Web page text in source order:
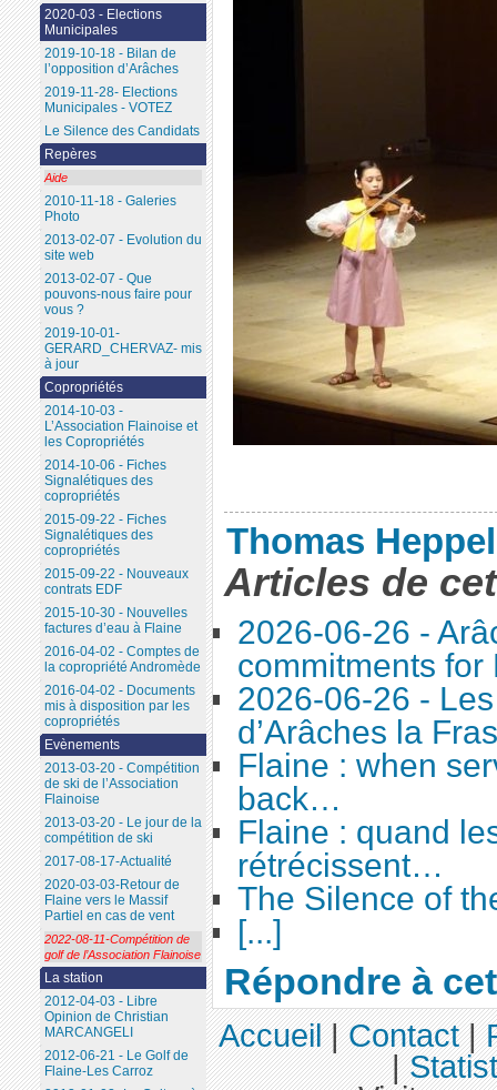
Thomas Heppel
Articles de
2026-06-26 -
commitments for
2026-06-26 -
d’Arâches la
Flaine : when
back…
Flaine : quand
rétrécissent…
The Silence of
[...]
Répondre à
2020-03 - Elections
Municipales
2019-10-18 - Bilan de
l’opposition d’Arâches
2019-11-28- Elections
Municipales - VOTEZ
Le Silence des Candidats
Repères
Aide
2010-11-18 - Galeries
Photo
2013-02-07 - Evolution du
site web
2013-02-07 - Que
pouvons-nous faire pour
vous ?
2019-10-01-
GERARD_CHERVAZ- mis
à jour
Copropriétés
2014-10-03 -
L’Association Flainoise et
les Copropriétés
2014-10-06 - Fiches
Signalétiques des
copropriétés
2015-09-22 - Fiches
Signalétiques des
copropriétés
2015-09-22 - Nouveaux
contrats EDF
2015-10-30 - Nouvelles
factures d’eau à Flaine
2016-04-02 - Comptes de
la copropriété Andromède
2016-04-02 - Documents
mis à disposition par les
copropriétés
Evènements
2013-03-20 - Compétition
de ski de l’Association
Flainoise
2013-03-20 - Le jour de la
compétition de ski
2017-08-17-Actualité
2020-03-03-Retour de
Flaine vers le Massif
Partiel en cas de vent
2022-08-11-Compétition de
golf de l’Association Flainoise
La station
2012-04-03 - Libre
Opinion de Christian
MARCANGELI
2012-06-21 - Le Golf de
Flaine-Les Carroz
Accueil|Contact|
|